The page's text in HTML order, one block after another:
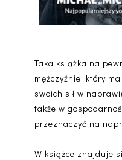
Taka książka na
mężczyźnie, który
swoich sił w
także w
przeznaczyć na
W książce znajduje